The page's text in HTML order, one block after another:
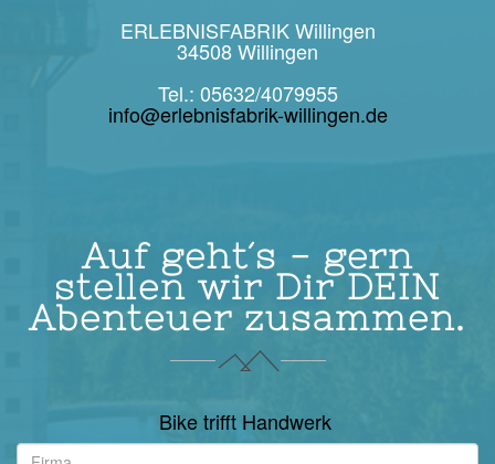
ERLEBNISFABRIK Willingen
34508 Willingen
Tel.: 05632/4079955
info@erlebnisfabrik-willingen.de
Auf geht´s - gern
stellen wir Dir DEIN
Abenteuer zusammen.
Bike trifft Handwerk